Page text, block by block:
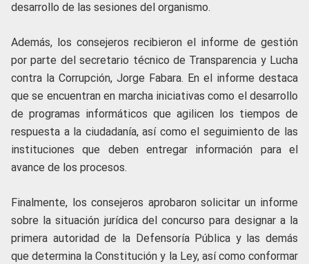
desarrollo de las sesiones del organismo.
Además, los consejeros recibieron el informe de gestión
por parte del secretario técnico de Transparencia y Lucha
contra la Corrupción, Jorge Fabara. En el informe destaca
que se encuentran en marcha iniciativas como el desarrollo
de programas informáticos que agilicen los tiempos de
respuesta a la ciudadanía, así como el seguimiento de las
instituciones que deben entregar información para el
avance de los procesos.
Finalmente, los consejeros aprobaron solicitar un informe
sobre la situación jurídica del concurso para designar a la
primera autoridad de la Defensoría Pública y las demás
que determina la Constitución y la Ley, así como conformar